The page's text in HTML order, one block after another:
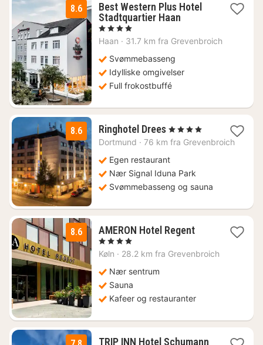
8.6
Best Western Plus Hotel
Stadtquartier Haan3
fra
, 4 Stjerner
Haan · 31.7 km fra Grevenbroich
Svømmebasseng
Idylliske omgivelser
Full frokostbuffé
8.6 Ringhotel Drees1
natt
1446
kr.
, 4 Stjerner
Dortmund · 76 km fra Grevenbroich
Egen restaurant
Nær Signal Iduna Park
Svømmebasseng og sauna
8.6 AMERON Hotel Regent2
fra
, 4 Stjerner
Køln · 28.2 km fra Grevenbroich
Nær sentrum
Sauna
Kafeer og restauranter
TRIP INN Hotel Schumann